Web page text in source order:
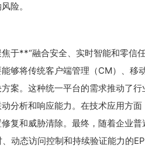
险。
于**“融合安全、实时智能和零信
够将传统客户端管理（CM）、移
案。这种统一平台的需求推动了
分析和响应能力。在技术应用方
复和威胁清除。最终，随着企业
动态访问控制和持续验证能力的